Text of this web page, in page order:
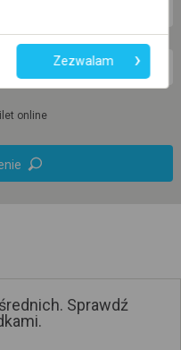
online
Sprawdź
Zezwalam